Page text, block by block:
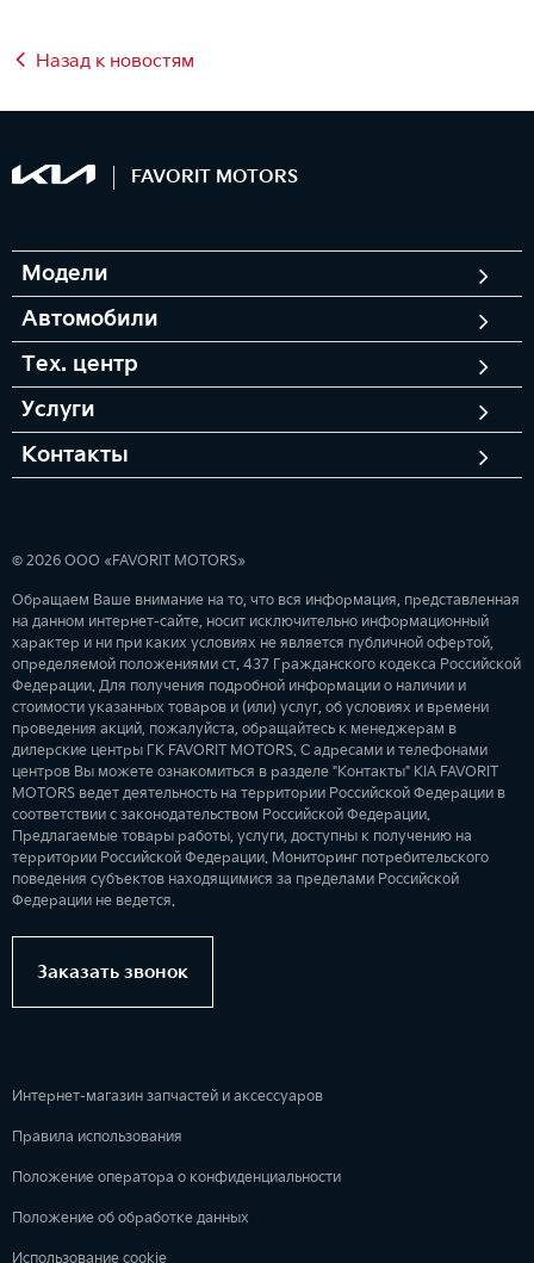
Назад к новостям
FAVORIT MOTORS
Модели
Автомобили
Тех. центр
Услуги
Контакты
© 2026 ООО «FAVORIT MOTORS»
Обращаем Ваше внимание на то, что вся информация, представленная
на данном интернет-сайте, носит исключительно информационный
характер и ни при каких условиях не является публичной офертой,
определяемой положениями ст. 437 Гражданского кодекса Российской
Федерации. Для получения подробной информации о наличии и
стоимости указанных товаров и (или) услуг, об условиях и времени
проведения акций, пожалуйста, обращайтесь к менеджерам в
дилерские центры ГК FAVORIT MOTORS. С адресами и телефонами
центров Вы можете ознакомиться в разделе "Контакты" KIA FAVORIT
MOTORS ведет деятельность на территории Российской Федерации в
соответствии с законодательством Российской Федерации.
Предлагаемые товары работы, услуги, доступны к получению на
территории Российской Федерации. Мониторинг потребительского
поведения субъектов находящимися за пределами Российской
Федерации не ведется.
Заказать звонок
Интернет-магазин запчастей и аксессуаров
Правила использования
Положение оператора о конфиденциальности
Положение об обработке данных
Использование cookie